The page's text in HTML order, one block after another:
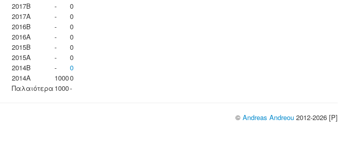
2017B
-
0
2017A
-
0
2016B
-
0
2016A
-
0
2015B
-
0
2015A
-
0
2014B
-
0
2014A
10000
Παλαιότερα 1000-
© Andreas Andreou 2012-2026 [P]